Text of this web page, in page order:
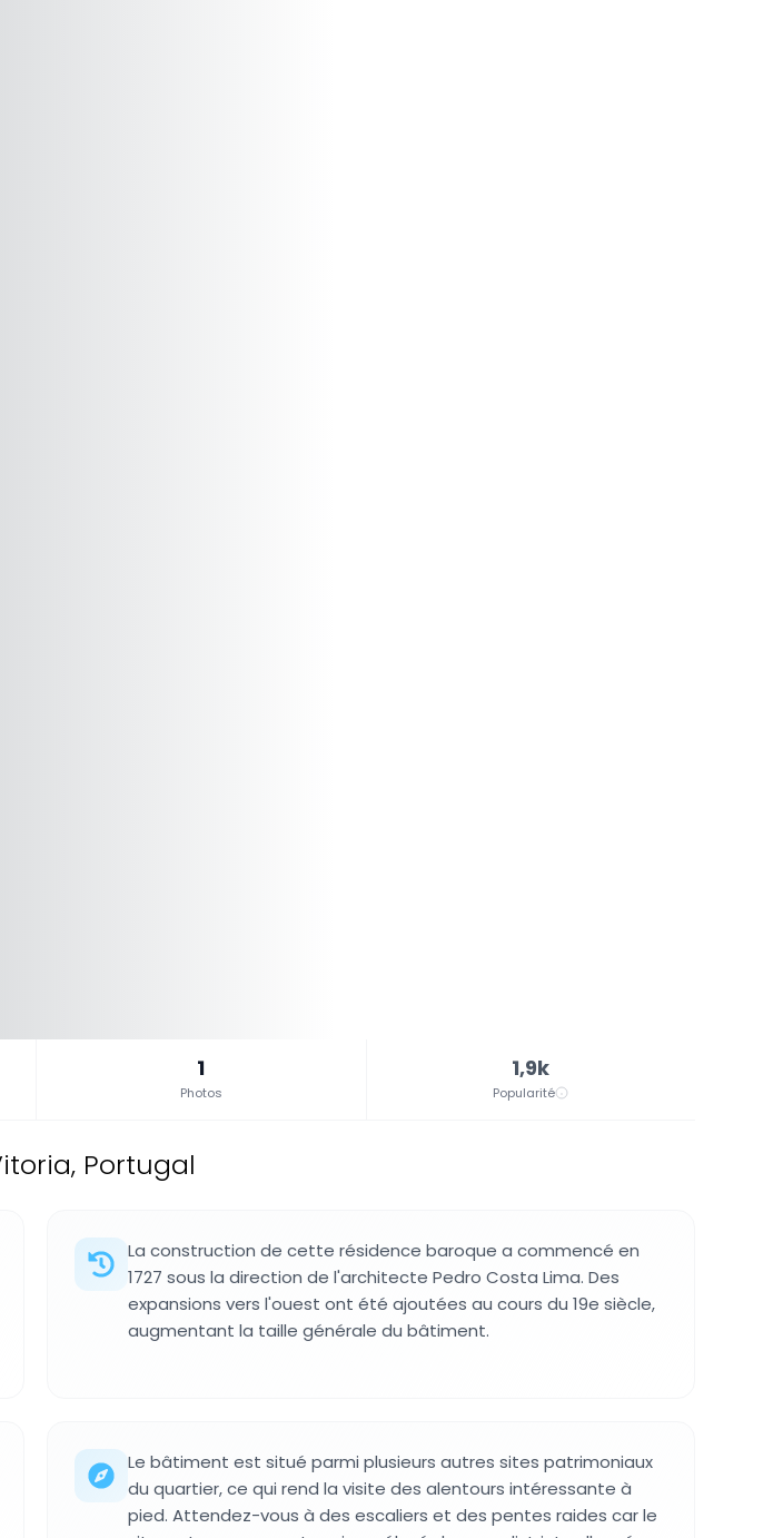
1
Photos
1,9k
Popularité
Portugal
La construction de cette résidence baroque a commencé en
1727 sous la direction de l'architecte Pedro Costa Lima. Des
expansions vers l'ouest ont été ajoutées au cours du 19e siècle,
augmentant la taille générale du bâtiment.
Le bâtiment est situé parmi plusieurs autres sites patrimoniaux
du quartier, ce qui rend la visite des alentours intéressante à
pied. Attendez-vous à des escaliers et des pentes raides car le